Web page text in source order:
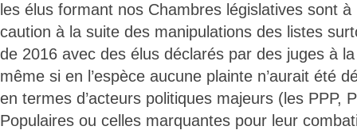
les élus formant nos Chambres législatives sont
caution à la suite des manipulations des listes
de 2016 avec des élus déclarés par des juges à
même si en l’espèce aucune plainte n’aurait été
en termes d’acteurs politiques majeurs (les PPP,
Populaires ou celles marquantes pour leur